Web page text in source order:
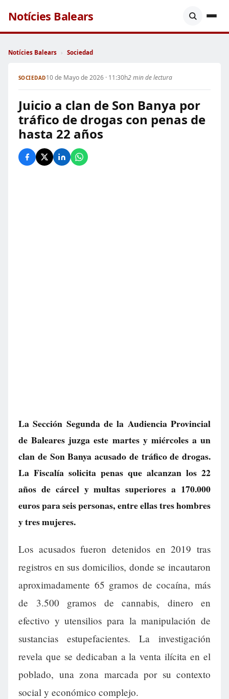
Notícies Balears
Notícies Balears › Sociedad
SOCIEDAD10 de Mayo de 2026 · 11:30h2 min de lectura
Juicio a clan de Son Banya por
tráfico de drogas con penas de
hasta 22 años
La Sección Segunda de la Audiencia Provincial
de Baleares juzga este martes y miércoles a un
clan de Son Banya acusado de tráfico de drogas.
La Fiscalía solicita penas que alcanzan los 22
años de cárcel y multas superiores a 170.000
euros para seis personas, entre ellas tres hombres
y tres mujeres.
Los acusados fueron detenidos en 2019 tras
registros en sus domicilios, donde se incautaron
aproximadamente 65 gramos de cocaína, más
de 3.500 gramos de cannabis, dinero en
efectivo y utensilios para la manipulación de
sustancias estupefacientes. La investigación
revela que se dedicaban a la venta ilícita en el
poblado, una zona marcada por su contexto
social y económico complejo.